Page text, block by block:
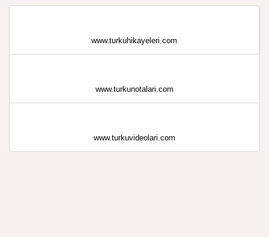
www.turkuhikayeleri.com
www.turkunotalari.com
www.turkuvideolari.com